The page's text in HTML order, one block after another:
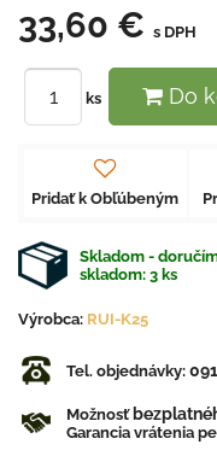
33,60 € s DPH
ks Do
Pridať k Obľúbeným
Skladom -
skladom: 3 ks
Výrobca: RUI-K25
Tel. objednávky:
Možnosť
Garancia vrátenia